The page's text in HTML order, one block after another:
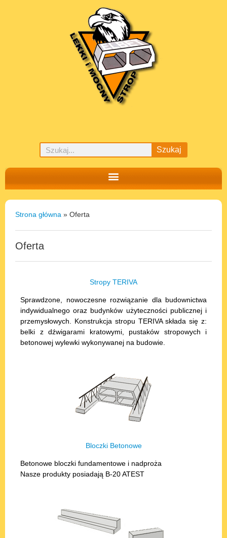
Szukaj
Strona główna » Oferta
Oferta
Stropy TERIVA
Sprawdzone, nowoczesne rozwiązanie dla budownictwa
indywidualnego oraz budynków użyteczności publicznej i
przemysłowych. Konstrukcja stropu TERIVA składa się z:
belki z dźwigarami kratowymi, pustaków stropowych i
betonowej wylewki wykonywanej na budowie.
Bloczki Betonowe
Betonowe bloczki fundamentowe i nadproża
Nasze produkty posiadają B-20 ATEST